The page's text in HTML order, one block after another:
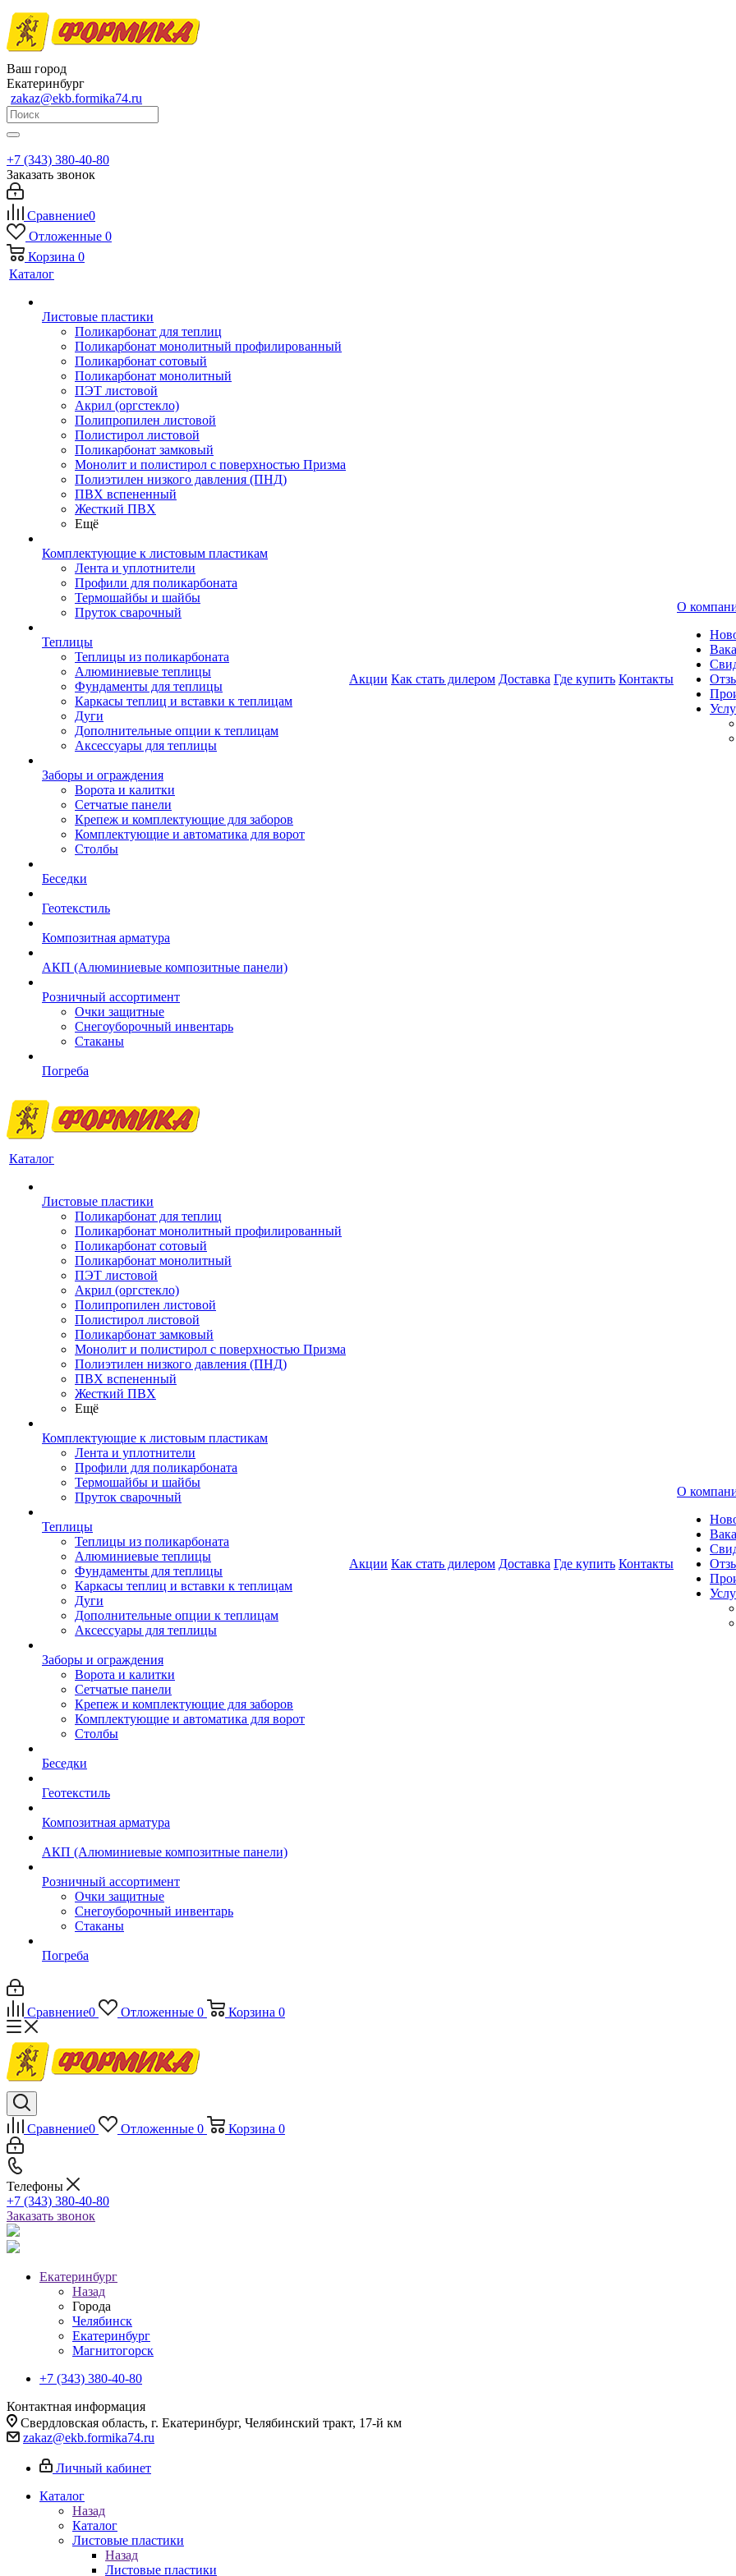
Ваш город
Екатеринбург
zakaz@ekb.formika74.ru
+7 (343) 380-40-80
Заказать звонок
Сравнение0
Отложенные 0
Корзина 0
Каталог
Листовые пластики
Поликарбонат для теплиц
Поликарбонат монолитный профилированный
Поликарбонат сотовый
Поликарбонат монолитный
ПЭТ листовой
Акрил (оргстекло)
Полипропилен листовой
Полистирол листовой
Поликарбонат замковый
Монолит и полистирол с поверхностью Призма
Полиэтилен низкого давления (ПНД)
ПВХ вспененный
Жесткий ПВХ
Ещё
Комплектующие к листовым пластикам
Лента и уплотнители
Профили для поликарбоната
Термошайбы и шайбы
Пруток сварочный
Теплицы
Теплицы из поликарбоната
Алюминиевые теплицы
Фундаменты для теплицы
Каркасы теплиц и вставки к теплицам
Дуги
Дополнительные опции к теплицам
Аксессуары для теплицы
Заборы и ограждения
Ворота и калитки
Сетчатые панели
Крепеж и комплектующие для заборов
Комплектующие и автоматика для ворот
Столбы
Беседки
Геотекстиль
Композитная арматура
АКП (Алюминиевые композитные панели)
Розничный ассортимент
Очки защитные
Снегоуборочный инвентарь
Стаканы
Погреба
Акции Как стать дилером Доставка Где купить Контакты
О
Каталог
Листовые пластики
Поликарбонат для теплиц
Поликарбонат монолитный профилированный
Поликарбонат сотовый
Поликарбонат монолитный
ПЭТ листовой
Акрил (оргстекло)
Полипропилен листовой
Полистирол листовой
Поликарбонат замковый
Монолит и полистирол с поверхностью Призма
Полиэтилен низкого давления (ПНД)
ПВХ вспененный
Жесткий ПВХ
Ещё
Комплектующие к листовым пластикам
Лента и уплотнители
Профили для поликарбоната
Термошайбы и шайбы
Пруток сварочный
Теплицы
Теплицы из поликарбоната
Алюминиевые теплицы
Фундаменты для теплицы
Каркасы теплиц и вставки к теплицам
Дуги
Дополнительные опции к теплицам
Аксессуары для теплицы
Заборы и ограждения
Ворота и калитки
Сетчатые панели
Крепеж и комплектующие для заборов
Комплектующие и автоматика для ворот
Столбы
Беседки
Геотекстиль
Композитная арматура
АКП (Алюминиевые композитные панели)
Розничный ассортимент
Очки защитные
Снегоуборочный инвентарь
Стаканы
Погреба
Акции Как стать дилером Доставка Где купить Контакты
О
Сравнение0 Отложенные 0 Корзина 0
Сравнение0 Отложенные 0 Корзина 0
Телефоны
+7 (343) 380-40-80
Заказать звонок
Екатеринбург
Назад
Города
Челябинск
Екатеринбург
Магнитогорск
+7 (343) 380-40-80
Контактная информация
Свердловская область, г. Екатеринбург, Челябинский тракт, 17-й км
zakaz@ekb.formika74.ru
Личный кабинет
Каталог
Назад
Каталог
Листовые пластики
Назад
Листовые пластики